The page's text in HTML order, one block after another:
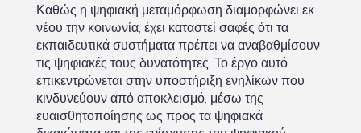
Καθώς η ψηφιακή μεταμόρφωση διαμορφώνει εκ
νέου την κοινωνία, έχει καταστεί σαφές ότι τα
εκπαιδευτικά συστήματα πρέπει να αναβαθμίσουν
τις ψηφιακές τους δυνατότητες. Το έργο αυτό
επικεντρώνεται στην υποστήριξη ενηλίκων που
κινδυνεύουν από αποκλεισμό, μέσω της
ευαισθητοποίησης ως προς τα ψηφιακά